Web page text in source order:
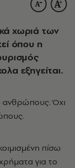
χωριά των
όπου η
εξηγείται.
ανθρώπους. Όχι
πίσω
για το